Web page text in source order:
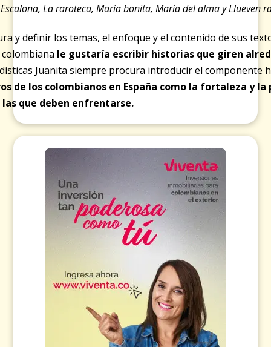
Escalona, La raroteca, María bonita, María del almayLlueven
y definir los temas, el enfoque y el contenido de sus
le gustaría escribir historias que giren
Juanita siempre procura introducir el componente
de los colombianos en España como la fortaleza y
que deben enfrentarse.